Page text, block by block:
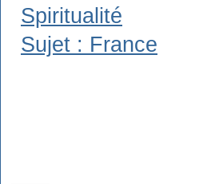
Spiritualité
Sujet : France